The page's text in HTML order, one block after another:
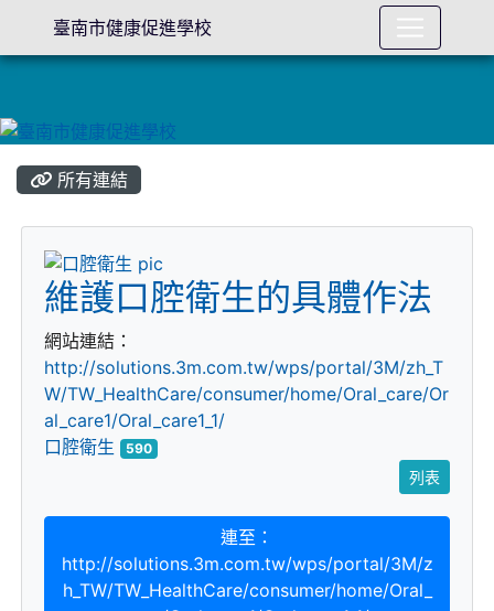
所有連結
維護口腔衛生的具體作法
網站連結：
http://solutions.3m.com.tw/wps/portal/3M/zh_T
W/TW_HealthCare/consumer/home/Oral_care/Or
al_care1/Oral_care1_1/
口腔衛生
590
列表
連至：
http://solutions.3m.com.tw/wps/portal/3M/z
h_TW/TW_HealthCare/consumer/home/Oral_
臺南市健康促進學校